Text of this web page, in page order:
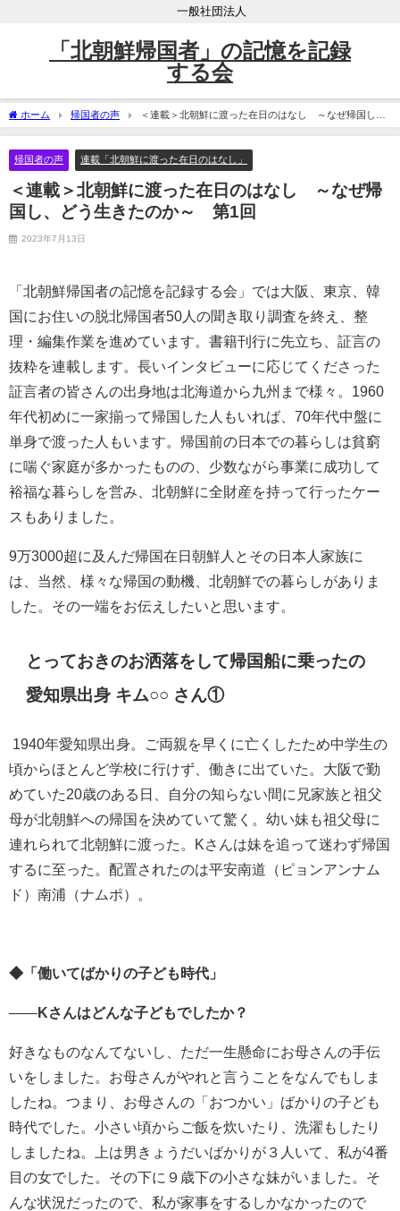
一般社団法人
「北朝鮮帰国者」の記憶を記録
する会
ホーム 帰国者の声
＜連載＞北朝鮮に渡った在日のはなし ～なぜ帰国し、
どう生きたのか～ 第1回
帰国者の声 連載「北朝鮮に渡った在日のはなし」
＜連載＞北朝鮮に渡った在日のはなし ～なぜ帰
国し、どう生きたのか～ 第1回
2023年7月13日
「北朝鮮帰国者の記憶を記録する会」では大阪、東京、韓
国にお住いの脱北帰国者50人の聞き取り調査を終え、整
理・編集作業を進めています。書籍刊行に先立ち、証言の
抜粋を連載します。長いインタビューに応じてくださった
証言者の皆さんの出身地は北海道から九州まで様々。1960
年代初めに一家揃って帰国した人もいれば、70年代中盤に
単身で渡った人もいます。帰国前の日本での暮らしは貧窮
に喘ぐ家庭が多かったものの、少数ながら事業に成功して
裕福な暮らしを営み、北朝鮮に全財産を持って行ったケー
スもありました。
9万3000超に及んだ帰国在日朝鮮人とその日本人家族に
は、当然、様々な帰国の動機、北朝鮮での暮らしがありま
した。その一端をお伝えしたいと思います。
とっておきのお洒落をして帰国船に乗ったの
愛知県出身 キム○○ さん①
1940年愛知県出身。ご両親を早くに亡くしたため中学生の
頃からほとんど学校に行けず、働きに出ていた。大阪で勤
めていた20歳のある日、自分の知らない間に兄家族と祖父
母が北朝鮮への帰国を決めていて驚く。幼い妹も祖父母に
連れられて北朝鮮に渡った。
Kさんは妹を追って迷わず帰国
するに至った。配置されたのは平安南道（ピョンアンナム
ド）南浦（ナムポ）。
◆「働いてばかりの子ども時代」
――Kさんはどんな子どもでしたか？
好きなものなんてないし、ただ一生懸命にお母さんの手伝
いをしました。お母さんがやれと言うことをなんでもしま
したね。つまり、お母さんの「おつかい」ばかりの子ども
時代でした。小さい頃からご飯を炊いたり、洗濯もしたり
しましたね。上は男きょうだいばかりが３人いて、私が4番
目の女でした。その下に９歳下の小さな妹がいました。そ
んな状況だったので、私が家事をするしかなかったので